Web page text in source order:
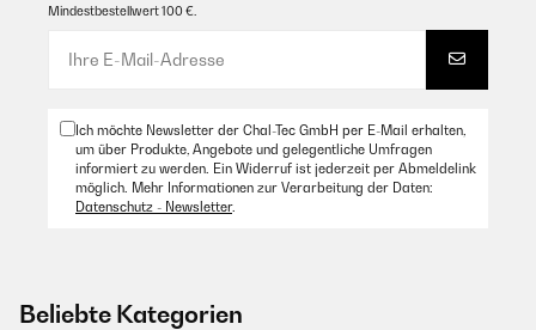
Mindestbestellwert 100 €.
Ich möchte Newsletter der Chal-Tec GmbH per E-Mail erhalten,
um über Produkte, Angebote und gelegentliche Umfragen
informiert zu werden. Ein Widerruf ist jederzeit per Abmeldelink
möglich. Mehr Informationen zur Verarbeitung der Daten:
Datenschutz - Newsletter.
Beliebte Kategorien